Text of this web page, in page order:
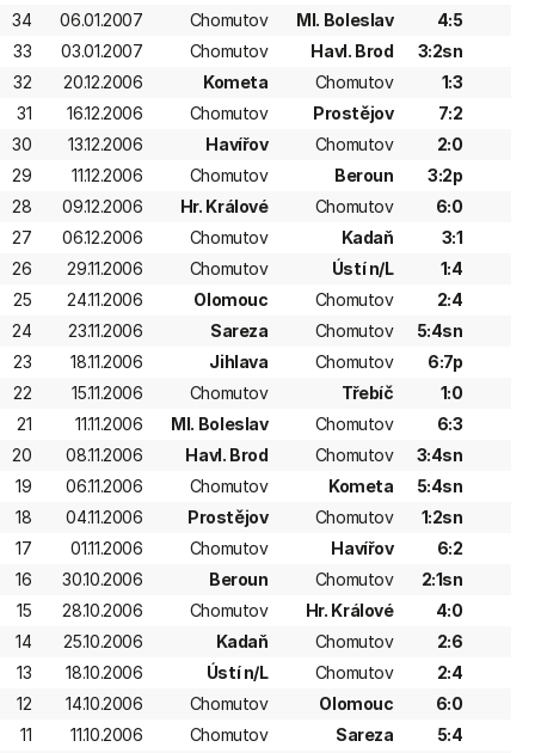
34
06.01.2007 Chomutov Ml. Boleslav
4:5
33
03.01.2007 Chomutov Havl. Brod
3:2sn
32
20.12.2006 Kometa Chomutov
1:3
31
16.12.2006 Chomutov Prostějov
7:2
30
13.12.2006 Havířov Chomutov
2:0
29
11.12.2006 Chomutov Beroun
3:2p
28
09.12.2006 Hr. Králové Chomutov
6:0
27
06.12.2006 Chomutov Kadaň
3:1
26
29.11.2006 Chomutov Ústí n/L
1:4
25
24.11.2006 Olomouc Chomutov
2:4
24
23.11.2006 Sareza Chomutov
5:4sn
23
18.11.2006 Jihlava Chomutov
6:7p
22
15.11.2006 Chomutov Třebíč
1:0
21
11.11.2006 Ml. Boleslav Chomutov
6:3
20
08.11.2006 Havl. Brod Chomutov
3:4sn
19
06.11.2006 Chomutov Kometa
5:4sn
18
04.11.2006 Prostějov Chomutov
1:2sn
17
01.11.2006 Chomutov Havířov
6:2
16
30.10.2006 Beroun Chomutov
2:1sn
15
28.10.2006 Chomutov Hr. Králové
4:0
14
25.10.2006 Kadaň Chomutov
2:6
13
18.10.2006 Ústí n/L Chomutov
2:4
12
14.10.2006 Chomutov Olomouc
6:0
11
11.10.2006 Chomutov Sareza
5:4